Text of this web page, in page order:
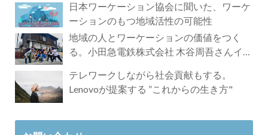
日本ワーケーション協会に聞いた、ワーケ
ーションのもつ地域活性の可能性
地域の人とワーケーションの価値をつく
る。小田急電鉄株式会社 木谷周吾さんイン
テレワークしながら社会貢献もする。
Lenovoが提案する ”これからの生き方"